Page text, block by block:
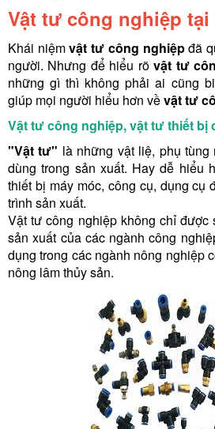
Vật tư công nghiệp
Khái niệmvật tư công nghiệp đã
người. Nhưng để hiểu rõvật tư
những gì thì không phải ai cũng
giúp mọi người hiểu hơn vềvật tư
Vật tư công nghiệp, vật tư thiết bị
"Vật tư" là những vật liệ, phụ
dùng trong sản xuất. Hay dễ hiểu
thiết bị máy móc, công cụ, dụng cụ
trình sản xuất.
Vật tư công nghiệp không chỉ được
sản xuất của các ngành công
dụng trong các ngành nông nghiệp
nông lâm thủy sản.